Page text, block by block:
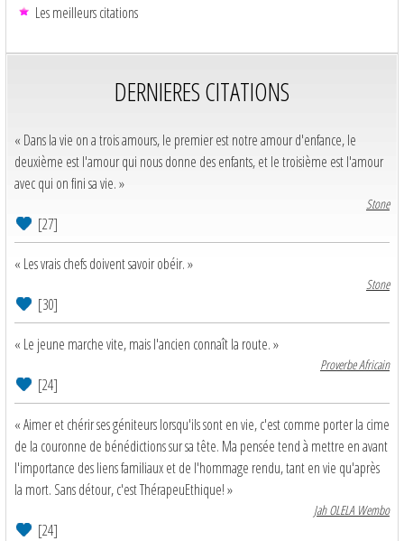
Les meilleurs citations
DERNIERES CITATIONS
« Dans la vie on a trois amours, le premier est notre amour d'enfance, le
deuxième est l'amour qui nous donne des enfants, et le troisième est l'amour
avec qui on fini sa vie. »
Stone
[27]
« Les vrais chefs doivent savoir obéir. »
Stone
[30]
« Le jeune marche vite, mais l'ancien connaît la route. »
Proverbe Africain
[24]
« Aimer et chérir ses géniteurs lorsqu'ils sont en vie, c'est comme porter la cime
de la couronne de bénédictions sur sa tête. Ma pensée tend à mettre en avant
l'importance des liens familiaux et de l'hommage rendu, tant en vie qu'après
la mort. Sans détour, c'est ThérapeuEthique! »
Jah OLELA Wembo
[24]